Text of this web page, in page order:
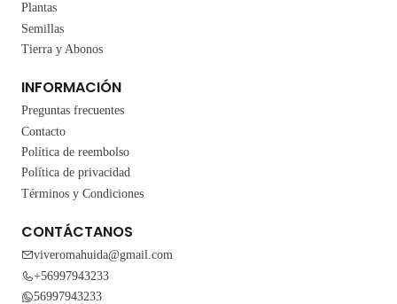
Plantas
Semillas
Tierra y Abonos
INFORMACIÓN
Preguntas frecuentes
Contacto
Política de reembolso
Política de privacidad
Términos y Condiciones
CONTÁCTANOS
viveromahuida@gmail.com
+56997943233
56997943233